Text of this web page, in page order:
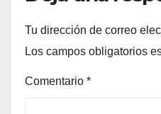
Tu dirección de correo
Los campos obligatorios
Comentario *